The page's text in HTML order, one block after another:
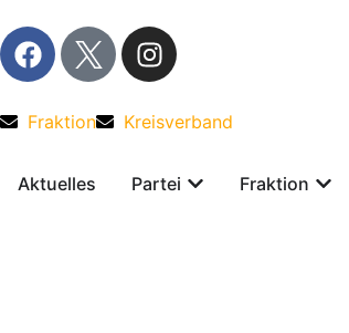
Fraktion Kreisverband
Aktuelles Partei Fraktion